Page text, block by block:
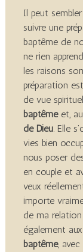
Il peut
suivre une
baptême de
ne rien
les raisons
préparation
de vue
baptêmeet,
de Dieu. Elle
vies bien
nous poser
en couple et
veux
importe
de ma
également
baptême,